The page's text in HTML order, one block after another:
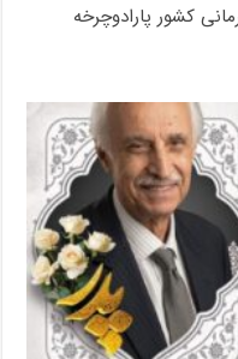
کشور پارادوچرخه